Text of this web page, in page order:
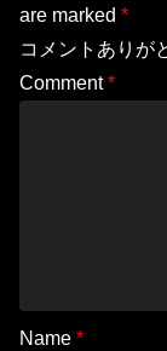
are marked *
コメントありが
Comment*
Name *